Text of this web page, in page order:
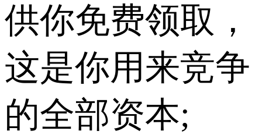
供你免费领取，
这是你用来竞争
的全部资本;